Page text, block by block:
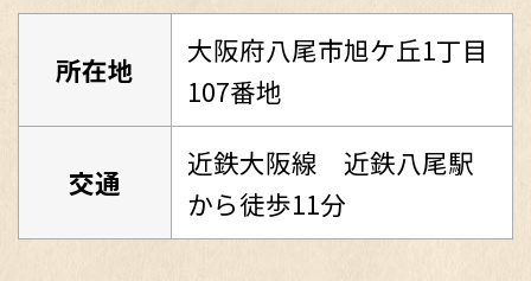
所在地
大阪府八尾市旭ケ丘1丁目
107番地
交通
近鉄大阪線 近鉄八尾駅
から徒歩11分